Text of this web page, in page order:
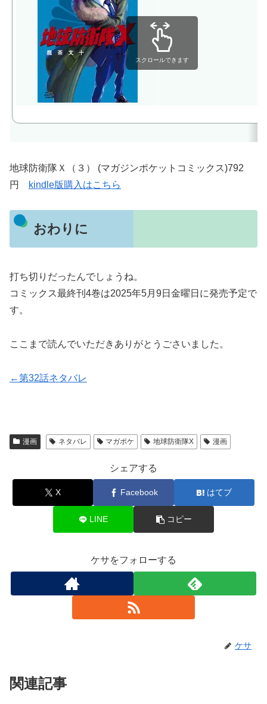
スクロールできます
地球防衛隊Ｘ（３） (マガジンポケットコミックス)792
円
kindle版購入はこちら
おわりに
打ち切りだったんでしょうね。
コミックス最終刊4巻は2025年5月9日金曜日に発売予定で
す。
ここまで読んでいただきありがとうごさいました。
←第32話ネタバレ
漫画 ネタバレ マガポケ 地球防衛隊X 漫画
シェアする
X Facebook はてブ
LINE コピー
ケサをフォローする
ケサ
関連記事